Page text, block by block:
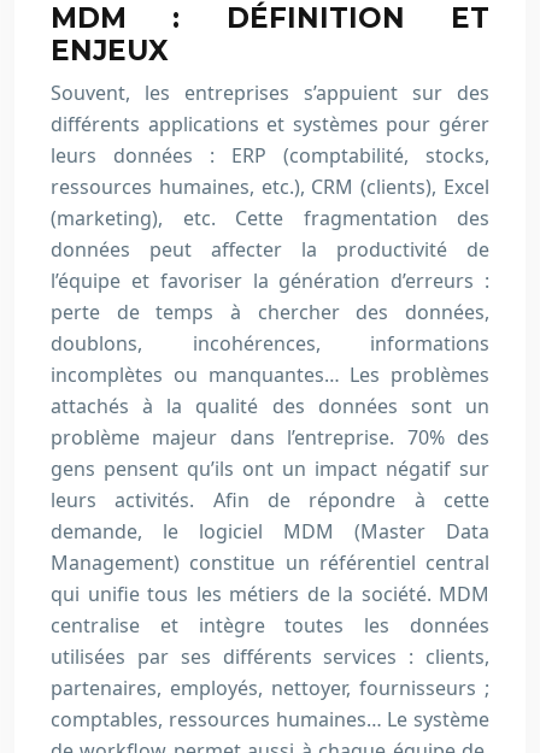
MDM : DÉFINITION ET
ENJEUX
Souvent, les entreprises s’appuient sur des
différents applications et systèmes pour gérer
leurs données : ERP (comptabilité, stocks,
ressources humaines, etc.), CRM (clients), Excel
(marketing), etc. Cette fragmentation des
données peut affecter la productivité de
l’équipe et favoriser la génération d’erreurs :
perte de temps à chercher des données,
doublons, incohérences, informations
incomplètes ou manquantes… Les problèmes
attachés à la qualité des données sont un
problème majeur dans l’entreprise. 70% des
gens pensent qu’ils ont un impact négatif sur
leurs activités. Afin de répondre à cette
demande, le logiciel MDM (Master Data
Management) constitue un référentiel central
qui unifie tous les métiers de la société. MDM
centralise et intègre toutes les données
utilisées par ses différents services : clients,
partenaires, employés, nettoyer, fournisseurs ;
comptables, ressources humaines… Le système